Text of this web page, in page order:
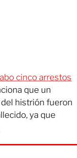
cinco arrestos
que un
histrión fueron
ya que